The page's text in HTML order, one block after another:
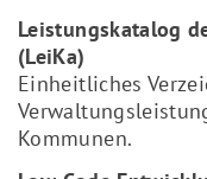
Leistungskatalog
(LeiKa)
Einheitliches
Kommunen.